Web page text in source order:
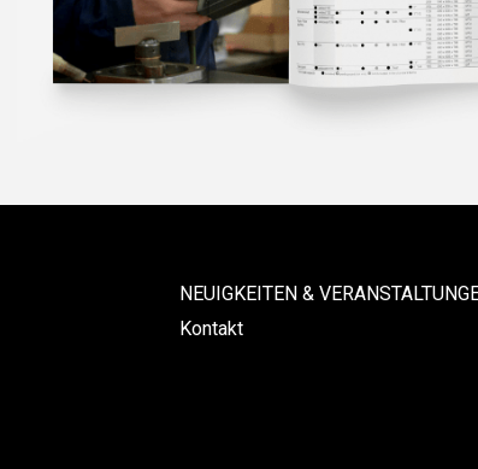
NEUIGKEITEN &
Kontakt